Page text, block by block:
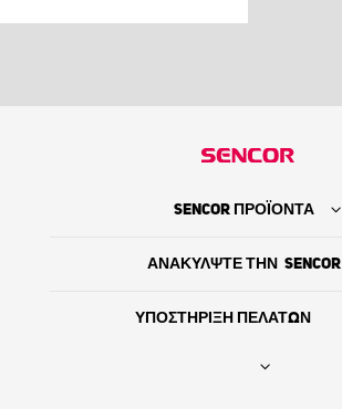
SENCOR ΠΡΟΪΟΝΤΑ
ΑΝΑΚΥΛΨΤΕ ΤΗΝ SENCOR
ΥΠΟΣΤΗΡΙΞΗ ΠΕΛΑΤΩΝ